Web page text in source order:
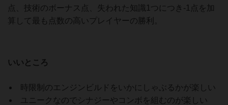
点、技術のボーナス点、失われた知識1つにつき-1点を加
算して最も点数の高いプレイヤーの勝利。
いいところ
時限制のエンジンビルドをいかにしゃぶるかが楽しい
ユニークなのでシナジーやコンボを組むのが楽しい